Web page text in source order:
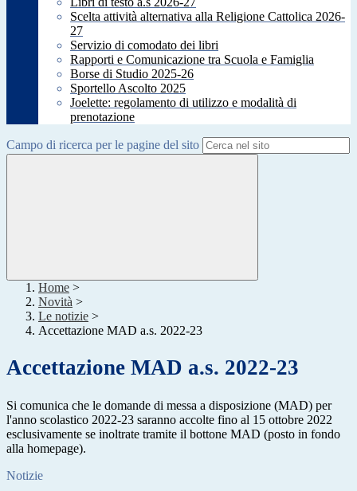
Scelta attività alternativa alla Religione Cattolica 2026-
27
Servizio di comodato dei libri
Rapporti e Comunicazione tra Scuola e Famiglia
Borse di Studio 2025-26
Sportello Ascolto 2025
Joelette: regolamento di utilizzo e modalità di
prenotazione
Campo di ricerca per le pagine del sito
Home >
Novità >
Le notizie >
Accettazione MAD a.s. 2022-23
Accettazione MAD a.s. 2022-23
Si comunica che le domande di messa a disposizione (MAD) per
l'anno scolastico 2022-23 saranno accolte fino al 15 ottobre 2022
esclusivamente se inoltrate tramite il bottone MAD (posto in fondo
alla homepage).
Notizie